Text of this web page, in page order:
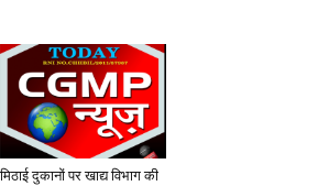
मिठाई दुकानों पर खाद्य विभाग की